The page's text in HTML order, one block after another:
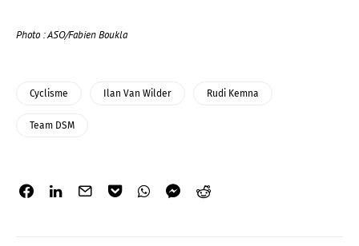
Photo : ASO/Fabien Boukla
Cyclisme Ilan Van Wilder Rudi Kemna
Team DSM